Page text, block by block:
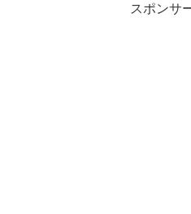
スポンサ